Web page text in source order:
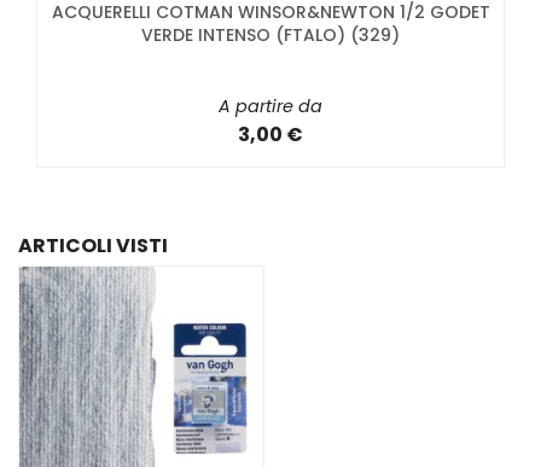
ACQUERELLI COTMAN WINSOR&NEWTON 1/2 GODET
VERDE INTENSO (FTALO) (329)
A partire da
3,00 €
ARTICOLI VISTI